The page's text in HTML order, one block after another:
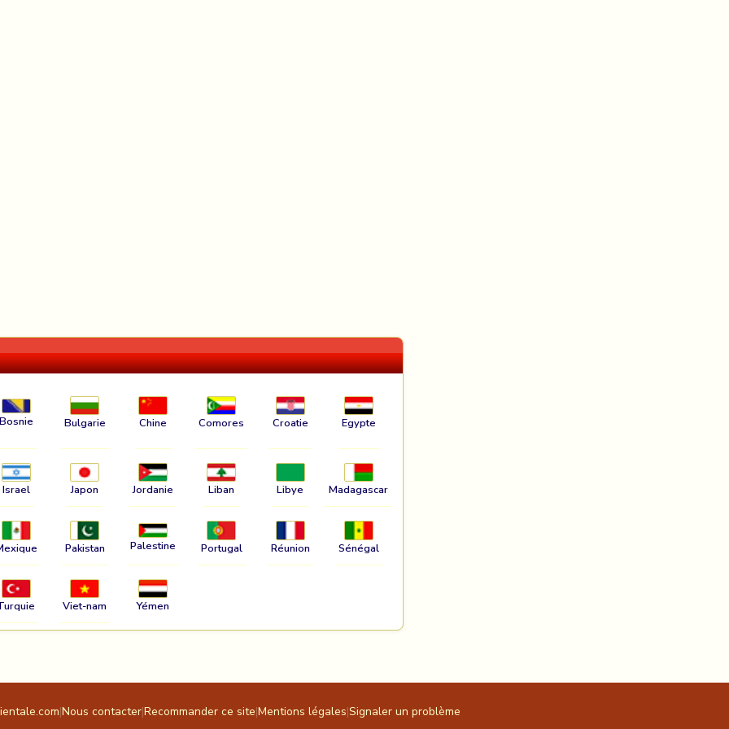
Bosnie Bulgarie Chine Comores Croatie Egypte
Israel Japon Jordanie Liban Libye Madagascar
Pakistan Palestine Portugal Réunion Sénégal
Viet-nam Yémen
|Nous contacter|Recommander ce site|Mentions légales|Signaler un problème